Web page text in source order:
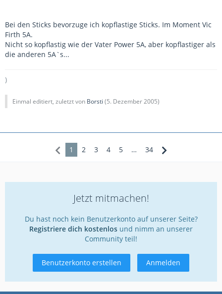
Bei den Sticks bevorzuge ich kopflastige Sticks. Im Moment Vic
Firth 5A.
Nicht so kopflastig wie der Vater Power 5A, aber kopflastiger als
die anderen 5A`s...
)
Einmal editiert, zuletzt von Borsti (5. Dezember 2005)
1 2 3 4 5 … 34
Jetzt mitmachen!
Du hast noch kein Benutzerkonto auf unserer Seite?
Registriere dich kostenlos und nimm an unserer
Community teil!
Benutzerkonto erstellen Anmelden